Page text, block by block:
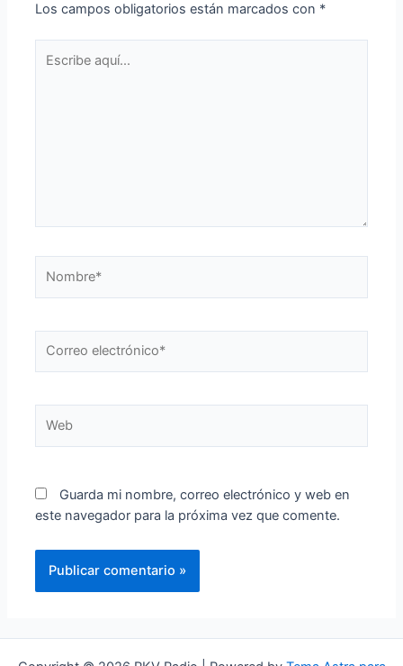
Los campos obligatorios están marcados con *
aquí...
electrónico*
Guarda mi nombre, correo electrónico y web en
este navegador para la próxima vez que comente.